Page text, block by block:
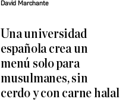
David Marchante
Una universidad
española crea un
menú solo para
musulmanes, sin
cerdo y con carne halal